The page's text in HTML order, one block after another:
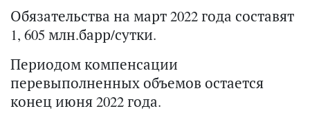
Обязательства на март 2022 года составят
1, 605 млн.барр/сутки.
Периодом компенсации
перевыполненных объемов остается
конец июня 2022 года.